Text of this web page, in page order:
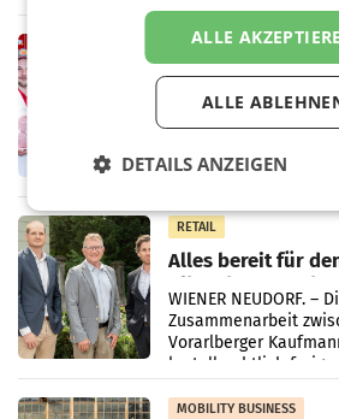
„Kreislauf-Helden“ in
Müller-Filialen
RETAIL
Penny
Ober- und
WIENER NEUDORF. –
erneuert Penny zwei
in Haag sowie im rund
RETAIL
Alles bereit für
Albrecht setzt ab
WIENER NEUDORF. –
Zusammenarbeit
Vorarlberger
kartellrechtlich
Bundeskartellanwalt
MOBILITY BUSINESS
ALLE
ALLE
DETAILS ANZEIGEN